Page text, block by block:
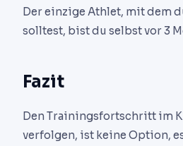
Der einzige Athlet, mit dem
solltest, bist du selbst vor 3
Fazit
Den Trainingsfortschritt im
verfolgen, ist keine Option,